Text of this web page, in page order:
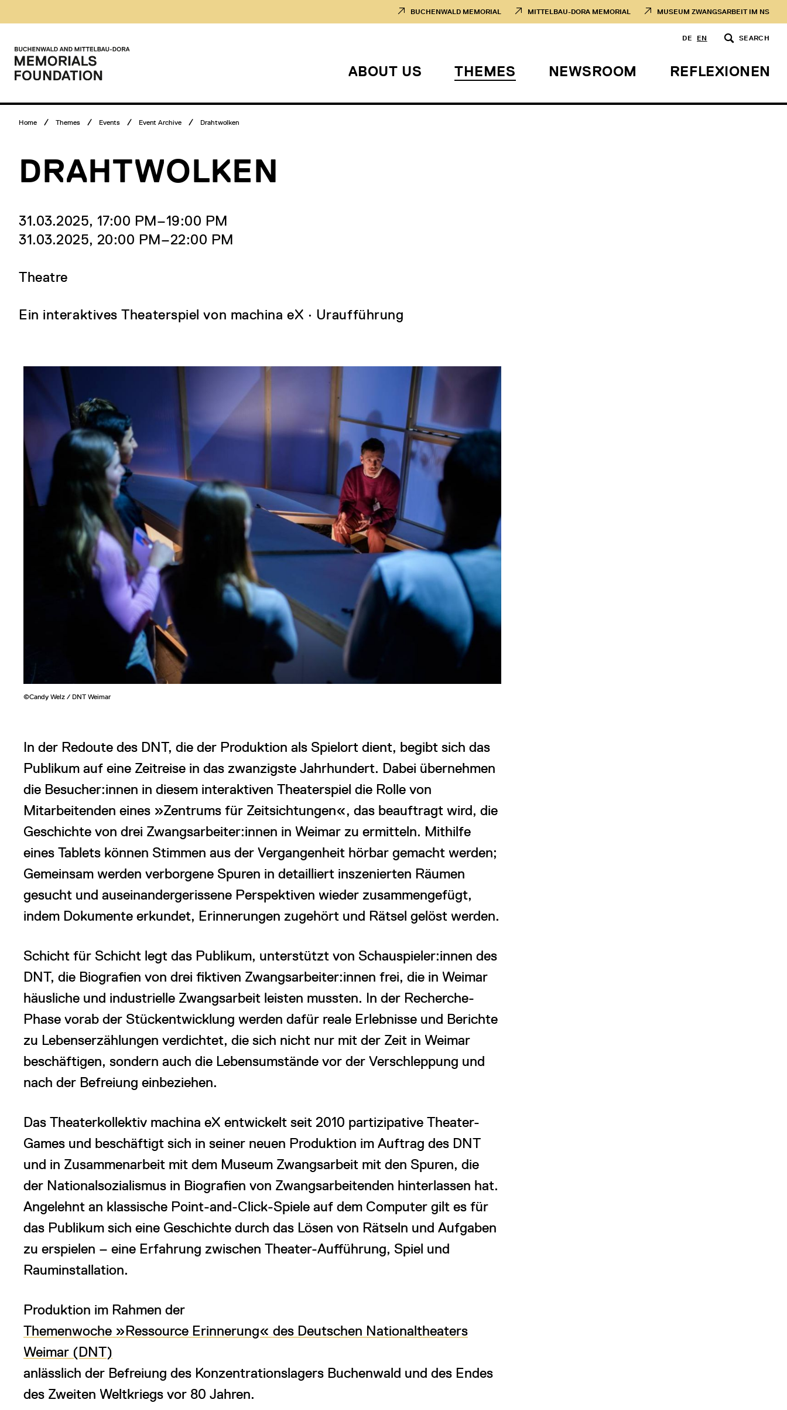
content
BUCHENWALD MEMORIAL MITTELBAU-DORA MEMORIAL MUSEUM ZWANGSARBEIT IM NS
Main
DE EN SEARCH
Logo
Buchenwald
Dora
Foundation
ABOUT US THEMES NEWSROOM REFLEXIONEN
Breadcrumb
Home Themes Events Event Archive Drahtwolken
DRAHTWOLKEN
31.03.2025, 17:00 PM‒19:00 PM
31.03.2025, 20:00 PM‒22:00 PM
Theatre
Ein interaktives Theaterspiel von machina eX · Uraufführung
©Candy Welz / DNT Weimar
In der Redoute des DNT, die der Produktion als Spielort dient, begibt sich das
Publikum auf eine Zeitreise in das zwanzigste Jahrhundert. Dabei übernehmen
die Besucher:innen in diesem interaktiven Theaterspiel die Rolle von
Mitarbeitenden eines »Zentrums für Zeitsichtungen«, das beauftragt wird, die
Geschichte von drei Zwangsarbeiter:innen in Weimar zu ermitteln. Mithilfe
eines Tablets können Stimmen aus der Vergangenheit hörbar gemacht werden;
Gemeinsam werden verborgene Spuren in detailliert inszenierten Räumen
gesucht und auseinandergerissene Perspektiven wieder zusammengefügt,
indem Dokumente erkundet, Erinnerungen zugehört und Rätsel gelöst werden.
Schicht für Schicht legt das Publikum, unterstützt von Schauspieler:innen des
DNT, die Biografien von drei fiktiven Zwangsarbeiter:innen frei, die in Weimar
häusliche und industrielle Zwangsarbeit leisten mussten. In der Recherche-
Phase vorab der Stückentwicklung werden dafür reale Erlebnisse und Berichte
zu Lebenserzählungen verdichtet, die sich nicht nur mit der Zeit in Weimar
beschäftigen, sondern auch die Lebensumstände vor der Verschleppung und
nach der Befreiung einbeziehen.
Das Theaterkollektiv machina eX entwickelt seit 2010 partizipative Theater-
Games und beschäftigt sich in seiner neuen Produktion im Auftrag des DNT
und in Zusammenarbeit mit dem Museum Zwangsarbeit mit den Spuren, die
der Nationalsozialismus in Biografien von Zwangsarbeitenden hinterlassen hat.
Angelehnt an klassische Point-and-Click-Spiele auf dem Computer gilt es für
das Publikum sich eine Geschichte durch das Lösen von Rätseln und Aufgaben
zu erspielen – eine Erfahrung zwischen Theater-Aufführung, Spiel und
Rauminstallation.
Produktion im Rahmen der
Themenwoche »Ressource Erinnerung« des Deutschen Nationaltheaters
Weimar (DNT)
anlässlich der Befreiung des Konzentrationslagers Buchenwald und des Endes
des Zweiten Weltkriegs vor 80 Jahren.